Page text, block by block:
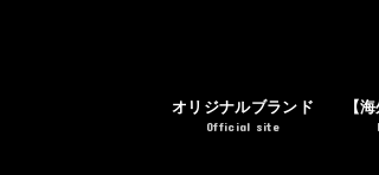
オリジナルブランド
Official site
【